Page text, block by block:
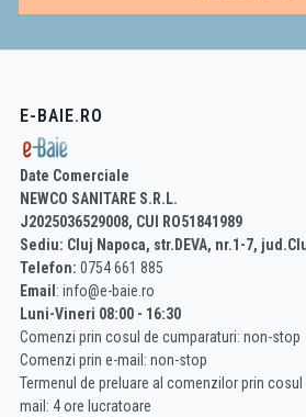
E-BAIE.RO
Date Comerciale
NEWCO SANITARE S.R.L.
J2025036529008, CUI RO51841989
Sediu: Cluj Napoca, str.DEVA, nr.1-7,
Telefon: 0754 661 885
Email : info@e-baie.ro
Luni-Vineri 08:00 - 16:30
Comenzi prin cosul de cumparaturi: non-stop
Comenzi prin e-mail: non-stop
Termenul de preluare al comenzilor prin
mail: 4 ore lucratoare